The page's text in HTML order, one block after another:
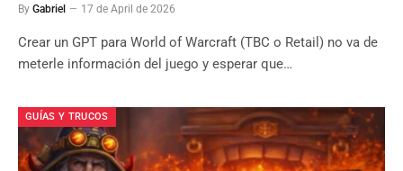
By Gabriel 17 de April de 2026
Crear un GPT para World of Warcraft (TBC o Retail) no va de
meterle información del juego y esperar que…
GUÍAS Y TRUCOS